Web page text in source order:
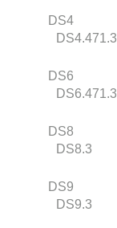
DS4
DS4.471.3
DS6
DS6.471.3
DS8
DS8.3
DS9
DS9.3